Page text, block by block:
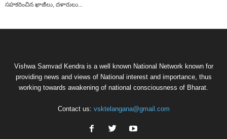
సహకరించిన ఖాజీలు, దళారులు...
Vishwa Samvad Kendra is a well known National Network known for
providing news and views of National interest and importance, thus
working towards awakening of national consciousness of Bharat.
Contact us: vsktelangana@gmail.com